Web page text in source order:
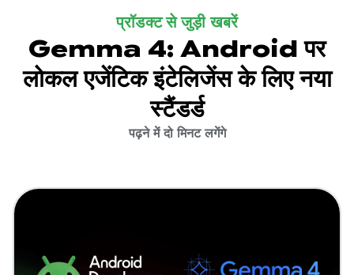
प्रॉडक्ट से जुड़ी खबरें
Gemma 4: Android पर
लोकल एजेंटिक इंटेलिजेंस के लिए नया
स्टैंडर्ड
पढ़ने में दो मिनट लगेंगे